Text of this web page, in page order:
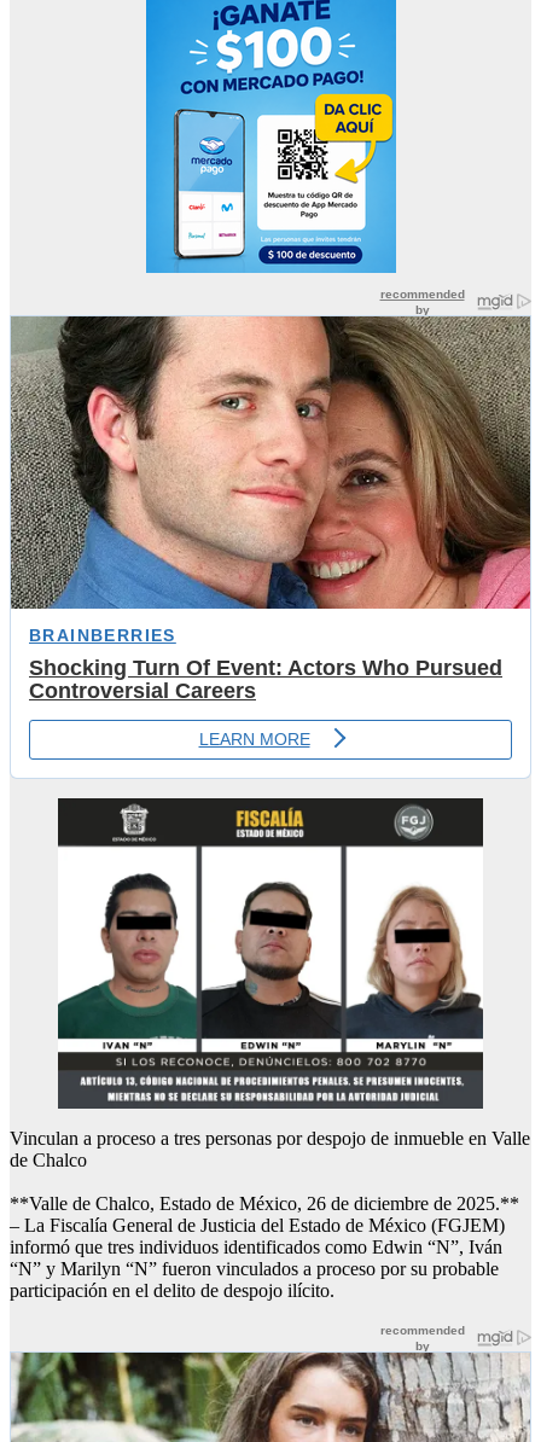
Vinculan a proceso a tres personas por despojo de inmueble en Valle
de Chalco
**Valle de Chalco, Estado de México, 26 de diciembre de 2025.**
– La Fiscalía General de Justicia del Estado de México (FGJEM)
informó que tres individuos identificados como Edwin “N”, Iván
“N” y Marilyn “N” fueron vinculados a proceso por su probable
participación en el delito de despojo ilícito.